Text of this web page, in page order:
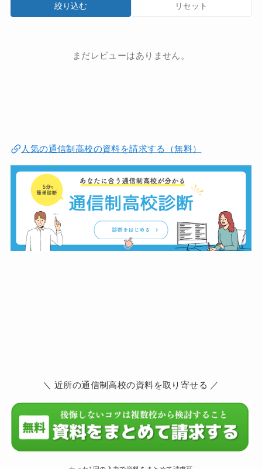
絞り込む リセット
まだレビューはありません。
人気の通信制高校の資料を請求する（無料）
＼ 近所の通信制高校の資料を取り寄せる ／